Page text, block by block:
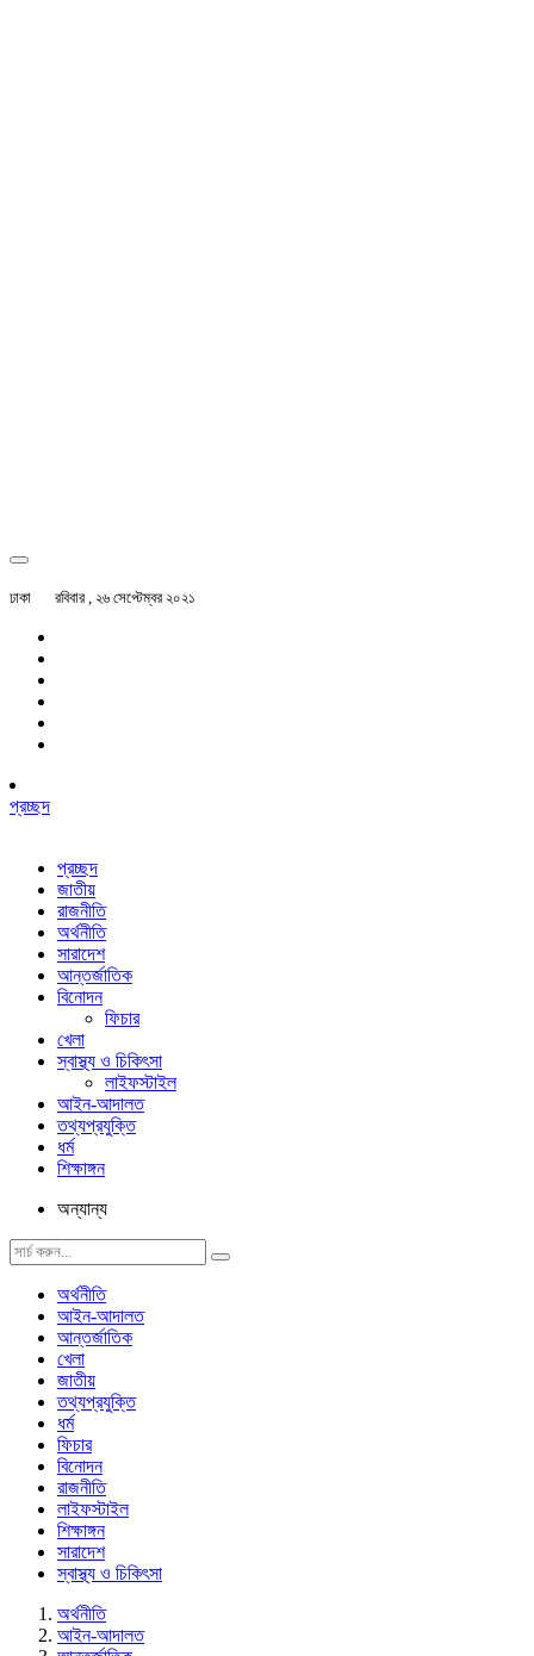
ঢাকা রবিবার , ২৬ সেপ্টেম্বর ২০২১
প্রচ্ছদ
প্রচ্ছদ
জাতীয়
রাজনীতি
অর্থনীতি
সারাদেশ
আন্তর্জাতিক
বিনোদন
ফিচার
খেলা
স্বাস্থ্য ও চিকিৎসা
লাইফস্টাইল
আইন-আদালত
তথ্যপ্রযুক্তি
ধর্ম
শিক্ষাঙ্গন
অন্যান্য
অর্থনীতি
আইন-আদালত
আন্তর্জাতিক
খেলা
জাতীয়
তথ্যপ্রযুক্তি
ধর্ম
ফিচার
বিনোদন
রাজনীতি
লাইফস্টাইল
শিক্ষাঙ্গন
সারাদেশ
স্বাস্থ্য ও চিকিৎসা
অর্থনীতি
আইন-আদালত